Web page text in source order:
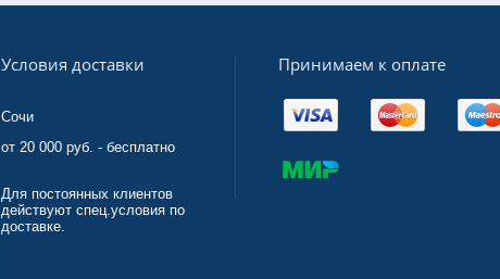
Условия доставки
Сочи
от 20 000 руб. - бесплатно
Для постоянных клиентов
действуют спец.условия по
доставке.
Принимаем к оплате